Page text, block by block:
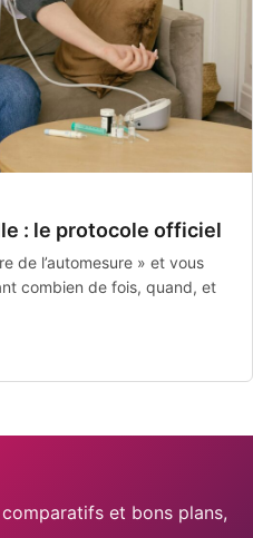
: le protocole officiel
de l’automesure » et vous
combien de fois, quand, et
et bons plans,